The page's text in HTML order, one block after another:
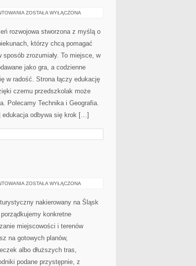
PRZEDSIĘBIORCZOŚĆ
ZOSTAŁA WYŁĄCZONA
rozwojowa stworzona z myślą o
którzy chcą pomagać
sposób zrozumiały. To miejsce, w
jako gra, a codzienne
w radość. Strona łączy edukację
czemu przedszkolak może
Polecamy Technika i Geografia.
edukacja odbywa się krok […]
CIESZYN
ZOSTAŁA WYŁĄCZONA
nakierowany na Śląsk
konkretne
miejscowości i terenów
na gotowych planów,
albo dłuższych tras,
podane przystępnie, z